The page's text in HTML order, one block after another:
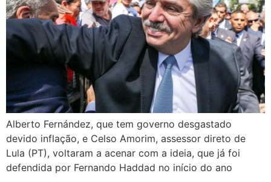
Alberto Fernández, que tem governo desgastado
devido inflação, e Celso Amorim, assessor direto de
Lula (PT), voltaram a acenar com a ideia, que já foi
defendida por Fernando Haddad no início do ano